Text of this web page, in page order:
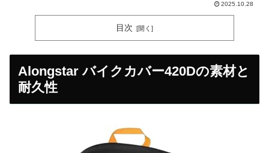
2025.10.28
目次
Alongstar バイクカバー420Dの素材と
耐久性